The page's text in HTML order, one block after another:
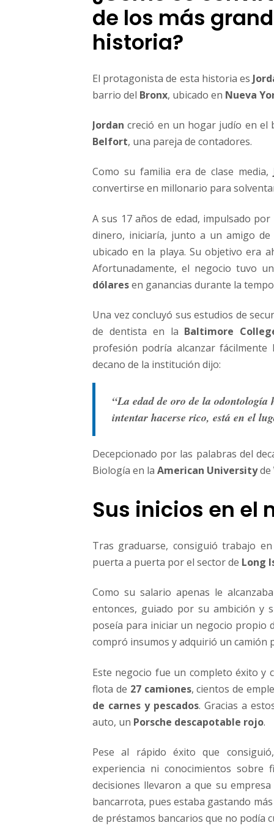
de los más
historia?
El protagonista de esta historia es
barrio del Bronx, ubicado en Nueva
Jordan creció en un hogar judío en el
Belfort, una pareja de contadores.
Como su familia era de clase media,
convertirse en millonario para
A sus 17 años de edad, impulsado
dinero, iniciaría, junto a un amigo
ubicado en la playa. Su objetivo era
Afortunadamente, el negocio tuvo
dólaresen ganancias durante la
Una vez concluyó sus estudios de
de dentista en la Baltimore
profesión podría alcanzar
decano de la institución dijo:
“La edad de oro de la
intentar hacerse rico, está en el
Decepcionado por las palabras del
Biología en la American Universityde
Sus inicios en el
Tras graduarse, consiguió trabajo
puerta a puerta por el sector de Long
Como su salario apenas le
entonces, guiado por su ambición y
poseía para iniciar un negocio propio
compró insumos y adquirió un camión
Este negocio fue un completo éxito y
flota de 27 camiones, cientos de
de carnes y pescados. Gracias a
auto, un Porsche descapotable rojo.
Pese al rápido éxito que consiguió,
experiencia ni conocimientos
decisiones llevaron a que su
bancarrota, pues estaba gastando
de préstamos bancarios que no podía